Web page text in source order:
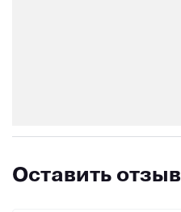
Оставить отзыв